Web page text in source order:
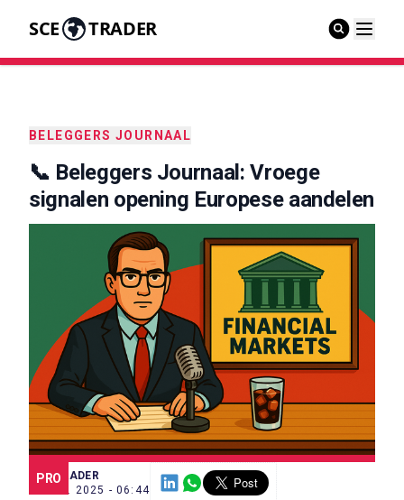
SCE TRADER
BELEGGERS JOURNAAL
📞 Beleggers Journaal: Vroege
signalen opening Europese aandelen
PRO
SCE TRADER
24 SEP. 2025 - 06:44